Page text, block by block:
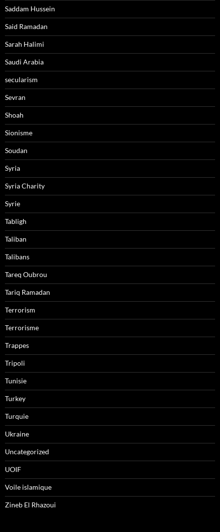
Saddam Hussein
Said Ramadan
Sarah Halimi
Saudi Arabia
secularism
Sevran
Shoah
Sionisme
Soudan
Syria
Syria Charity
Syrie
Tabligh
Taliban
Talibans
Tareq Oubrou
Tariq Ramadan
Terrorism
Terrorisme
Trappes
Tripoli
Tunisie
Turkey
Turquie
Ukraine
Uncategorized
UOIF
Voile islamique
Zineb El Rhazoui